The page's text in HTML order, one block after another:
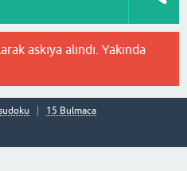
askıya alındı. Yakında
15 Bulmaca